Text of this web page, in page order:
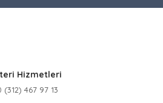
Hizmetleri
(312) 467 97 13